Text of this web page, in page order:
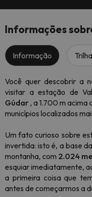
Informações
Informação
Você quer descobrir a
visitar a estação de
Gúdar , a 1.700 m acima
municípios localizados
Um fato curioso sobre
invertida: isto é, a base
montanha, com 2.024
esquiar imediatamente,
a primeira coisa que
antes de começarmos a